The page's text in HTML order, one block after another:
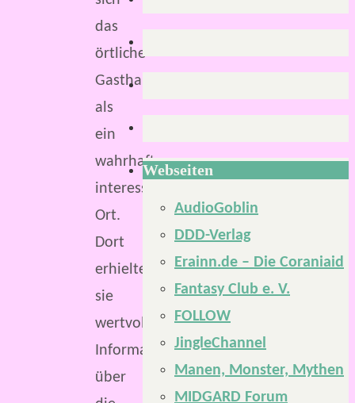
das
örtliche
Gasthaus
als
ein
wahrhaft
interessanter
Ort.
Dort
erhielten
sie
wertvolle
Informationen
über
Webseiten
AudioGoblin
DDD-Verlag
Erainn.de – Die Coraniaid
Fantasy Club e. V.
FOLLOW
JingleChannel
Manen, Monster, Mythen
MIDGARD Forum